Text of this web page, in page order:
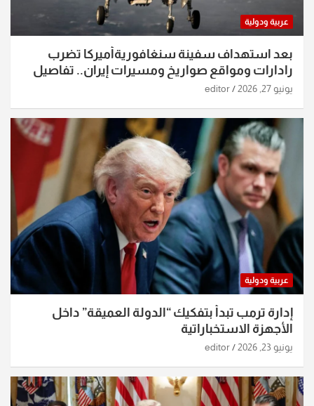
عربية ودولية
بعد استهداف سفينة سنغافوريةأميركا تضرب
رادارات ومواقع صواريخ ومسيرات إيران.. تفاصيل
الساعات الماضية
يونيو 27, 2026 editor
عربية ودولية
إدارة ترمب تبدأ بتفكيك “الدولة العميقة” داخل
الأجهزة الاستخباراتية
يونيو 23, 2026 editor